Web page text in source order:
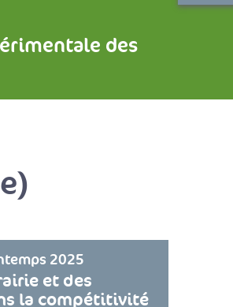
des
2025
et des
la compétitivité